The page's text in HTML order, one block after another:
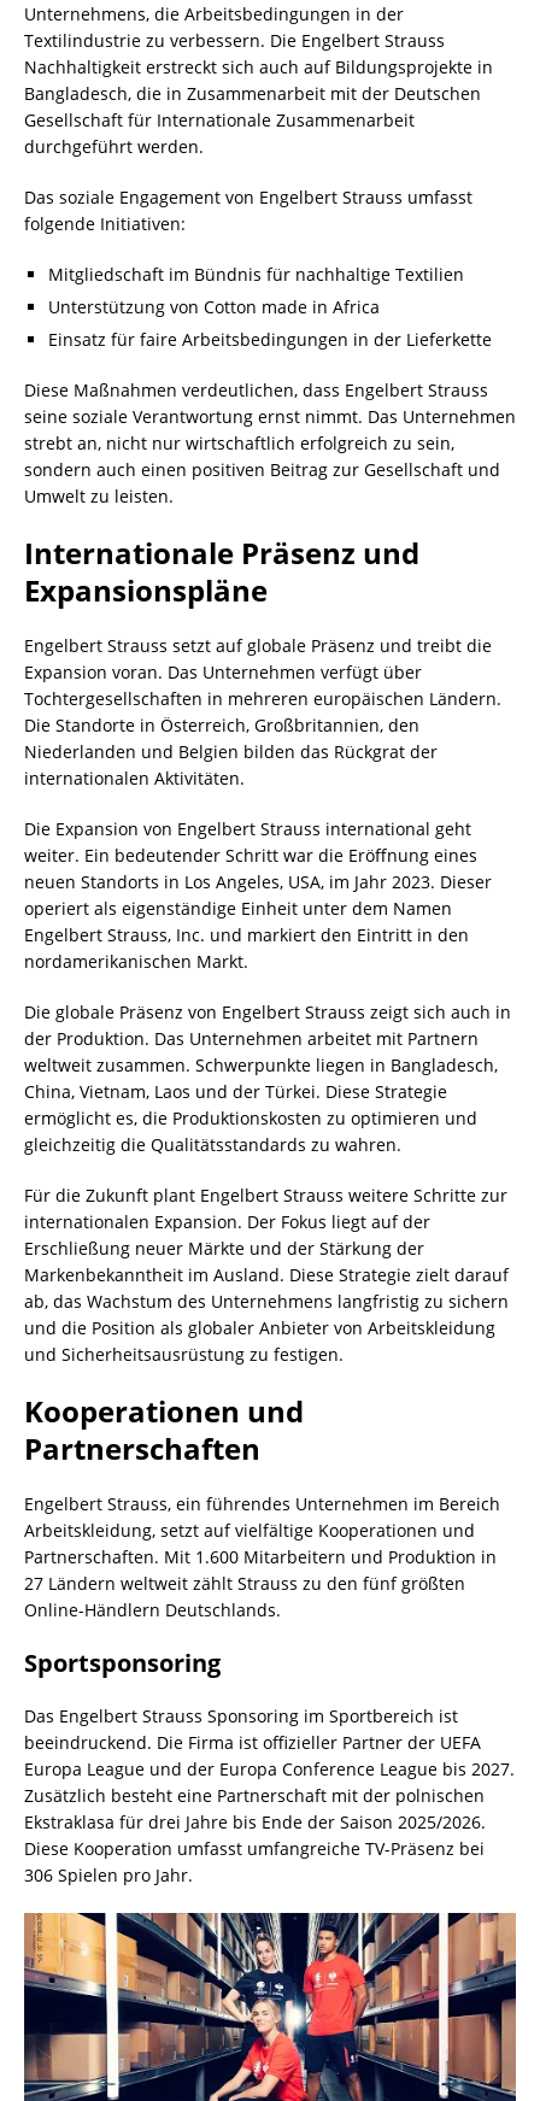
Unternehmens, die Arbeitsbedingungen in der
Textilindustrie zu verbessern. Die Engelbert Strauss
Nachhaltigkeit erstreckt sich auch auf Bildungsprojekte in
Bangladesch, die in Zusammenarbeit mit der Deutschen
Gesellschaft für Internationale Zusammenarbeit
durchgeführt werden.
Das soziale Engagement von Engelbert Strauss umfasst
folgende Initiativen:
Mitgliedschaft im Bündnis für nachhaltige Textilien
Unterstützung von Cotton made in Africa
Einsatz für faire Arbeitsbedingungen in der Lieferkette
Diese Maßnahmen verdeutlichen, dass Engelbert Strauss
seine soziale Verantwortung ernst nimmt. Das Unternehmen
strebt an, nicht nur wirtschaftlich erfolgreich zu sein,
sondern auch einen positiven Beitrag zur Gesellschaft und
Umwelt zu leisten.
Internationale Präsenz und
Expansionspläne
Engelbert Strauss setzt auf globale Präsenz und treibt die
Expansion voran. Das Unternehmen verfügt über
Tochtergesellschaften in mehreren europäischen Ländern.
Die Standorte in Österreich, Großbritannien, den
Niederlanden und Belgien bilden das Rückgrat der
internationalen Aktivitäten.
Die Expansion von Engelbert Strauss international geht
weiter. Ein bedeutender Schritt war die Eröffnung eines
neuen Standorts in Los Angeles, USA, im Jahr 2023. Dieser
operiert als eigenständige Einheit unter dem Namen
Engelbert Strauss, Inc. und markiert den Eintritt in den
nordamerikanischen Markt.
Die globale Präsenz von Engelbert Strauss zeigt sich auch in
der Produktion. Das Unternehmen arbeitet mit Partnern
weltweit zusammen. Schwerpunkte liegen in Bangladesch,
China, Vietnam, Laos und der Türkei. Diese Strategie
ermöglicht es, die Produktionskosten zu optimieren und
gleichzeitig die Qualitätsstandards zu wahren.
Für die Zukunft plant Engelbert Strauss weitere Schritte zur
internationalen Expansion. Der Fokus liegt auf der
Erschließung neuer Märkte und der Stärkung der
Markenbekanntheit im Ausland. Diese Strategie zielt darauf
ab, das Wachstum des Unternehmens langfristig zu sichern
und die Position als globaler Anbieter von Arbeitskleidung
und Sicherheitsausrüstung zu festigen.
Kooperationen und
Partnerschaften
Engelbert Strauss, ein führendes Unternehmen im Bereich
Arbeitskleidung, setzt auf vielfältige Kooperationen und
Partnerschaften. Mit 1.600 Mitarbeitern und Produktion in
27 Ländern weltweit zählt Strauss zu den fünf größten
Online-Händlern Deutschlands.
Sportsponsoring
Das Engelbert Strauss Sponsoring im Sportbereich ist
beeindruckend. Die Firma ist offizieller Partner der UEFA
Europa League und der Europa Conference League bis 2027.
Zusätzlich besteht eine Partnerschaft mit der polnischen
Ekstraklasa für drei Jahre bis Ende der Saison 2025/2026.
Diese Kooperation umfasst umfangreiche TV-Präsenz bei
306 Spielen pro Jahr.